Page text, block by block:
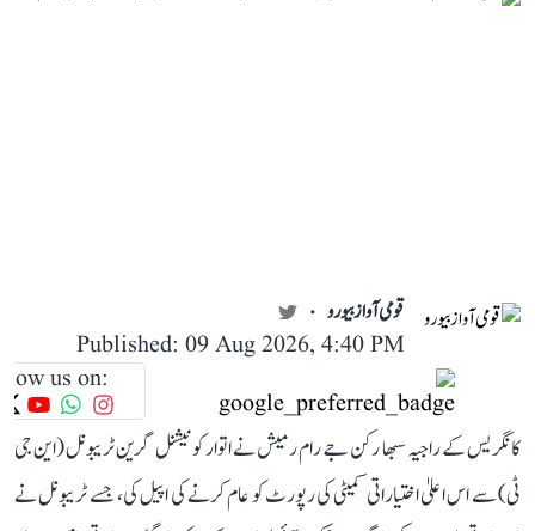
قومی آواز بیورو
Published: 09 Aug 2026, 4:40 PM
us on:
کانگریس کے راجیہ سبھا رکن جے رام رمیش نے اتوار کو نیشنل گرین ٹریبونل (این جی
ٹی) سے اس اعلیٰ اختیاراتی کمیٹی کی رپورٹ کو عام کرنے کی اپیل کی، جسے ٹریبونل نے